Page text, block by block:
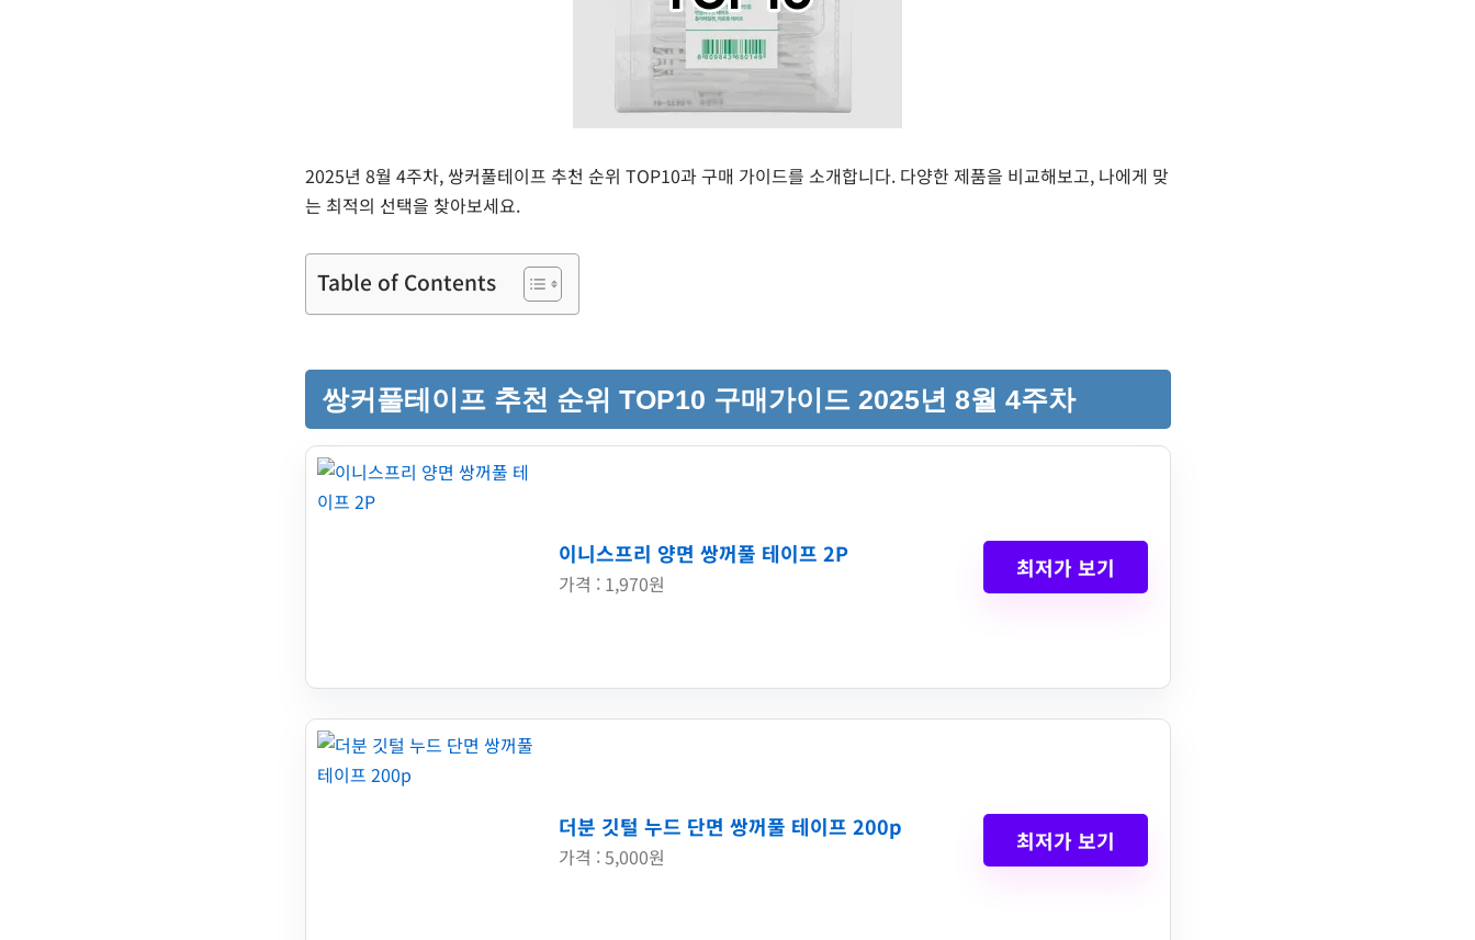
2025년 8월 4주차, 쌍커풀테이프 추천 순위 TOP10과 구매 가이드를 소개합니다. 다양한 제품을 비교해보고, 나에게 맞
는 최적의 선택을 찾아보세요.
Table of Contents
쌍커풀테이프 추천 순위 TOP10 구매가이드 2025년 8월 4주차
이니스프리 양면 쌍꺼풀 테이프 2P
가격 : 1,970원
최저가 보기
더분 깃털 누드 단면 쌍꺼풀 테이프 200p
가격 : 5,000원
최저가 보기